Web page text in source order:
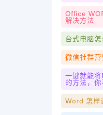
Office
解决方法
台式电脑
微信社群营
一键就能
的方法，
Word 怎样